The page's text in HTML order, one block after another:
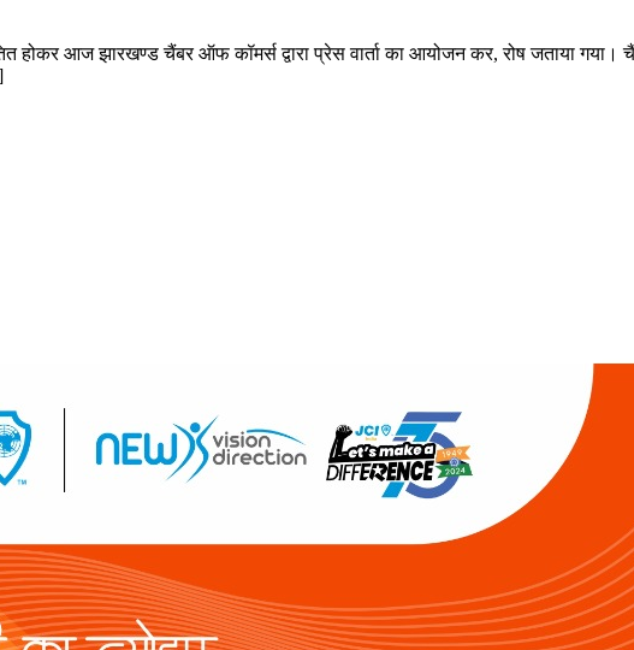
आज झारखण्ड चैंबर ऑफ कॉमर्स द्वारा प्रेस वार्ता का आयोजन कर, रोष जताया गया।